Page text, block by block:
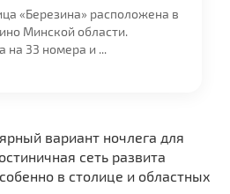
«Березинa» расположена в
Минской области.
на 33 номера и ...
вариант ночлега для
сеть развита
в столице и областных